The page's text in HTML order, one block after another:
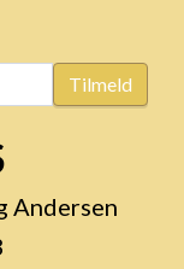
Tilmeld
Andersen